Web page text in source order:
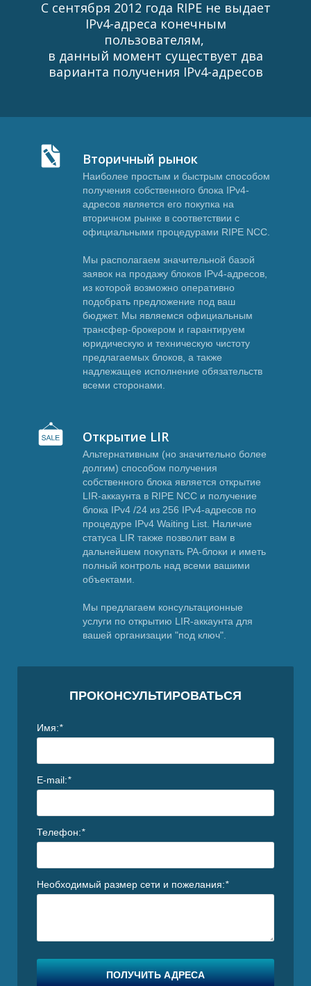
А
I
С сентября 2012 года RIPE не выдает
IPv4-адреса конечным
пользователям,
в данный момент существует два
варианта получения IPv4-адресов
Вторичный рынок
Наиболее простым и быстрым способом
получения собственного блока IPv4-
адресов является его покупка на
вторичном рынке в соответствии с
официальными процедурами RIPE NCC.
Мы располагаем значительной базой
заявок на продажу блоков IPv4-адресов,
из которой возможно оперативно
подобрать предложение под ваш
бюджет. Мы являемся официальным
трансфер-брокером и гарантируем
юридическую и техническую чистоту
предлагаемых блоков, а также
надлежащее исполнение обязательств
всеми сторонами.
Открытие LIR
Альтернативным (но значительно более
долгим) способом получения
собственного блока является открытие
LIR-аккаунта в RIPE NCC и получение
блока IPv4 /24 из 256 IPv4-адресов по
процедуре IPv4 Waiting List. Наличие
статуса LIR также позволит вам в
дальнейшем покупать PA-блоки и иметь
полный контроль над всеми вашими
объектами.
Мы предлагаем консультационные
услуги по открытию LIR-аккаунта для
вашей организации "под ключ".
ПРОКОНСУЛЬТИРОВАТЬСЯ
Имя:*
E-mail:*
Телефон:*
Необходимый размер сети и пожелания:*
ПОЛУЧИТЬ АДРЕСА